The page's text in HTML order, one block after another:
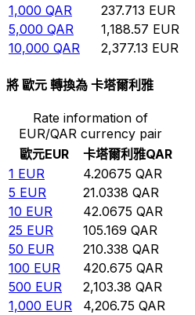
1,000 QAR 237.713 EUR
5,000 QAR 1,188.57 EUR
10,000 QAR 2,377.13 EUR
將 歐元 轉換為 卡塔爾利雅
Rate information of
EUR/QAR currency pair
歐元EUR 卡塔爾利雅QAR
1 EUR 4.20675 QAR
5 EUR 21.0338 QAR
10 EUR 42.0675 QAR
25 EUR 105.169 QAR
50 EUR 210.338 QAR
100 EUR 420.675 QAR
500 EUR 2,103.38 QAR
1,000 EUR 4,206.75 QAR